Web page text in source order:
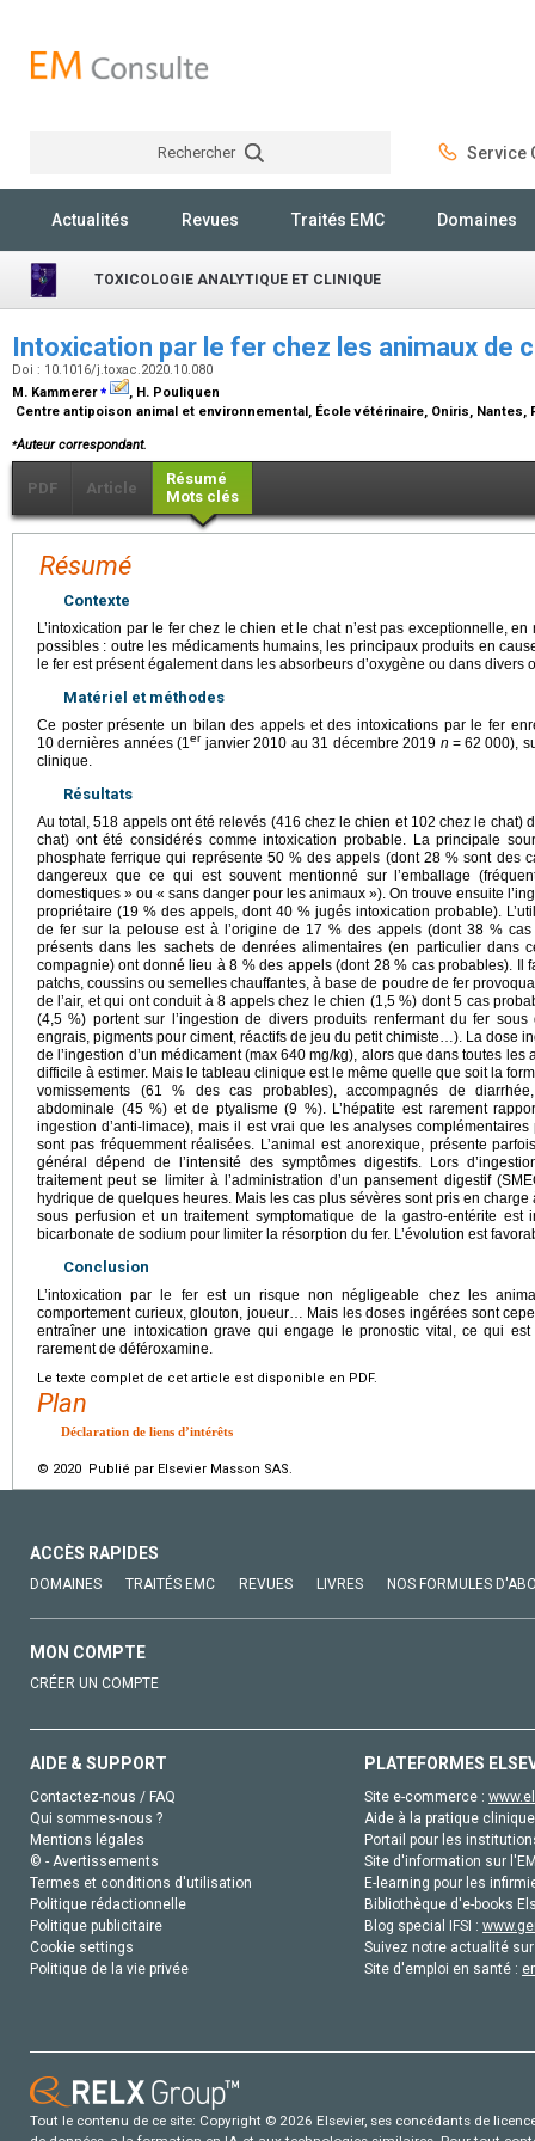
Rechercher Service
Actualités Revues Traités EMC Domaines
TOXICOLOGIE ANALYTIQUE ET CLINIQUE
Intoxication par le fer chez les animaux de
Doi : 10.1016/j.toxac.2020.10.080
M. Kammerer⁎
, H. Pouliquen
Centre antipoison animal et environnemental, École vétérinaire, Oniris, Nantes,
⁎Auteur correspondant.
PDF Article
Résumé
Mots clés
Résumé
Contexte
L’intoxication par le fer chez le chien et le chat n’est pas exceptionnelle,
possibles : outre les médicaments humains, les principaux produits en
le fer est présent également dans les absorbeurs d’oxygène ou dans divers
Matériel et méthodes
Ce poster présente un bilan des appels et des intoxications par le fer
10 dernières années (1er janvier 2010 au 31 décembre 2019 n = 62 000),
clinique.
Résultats
Au total, 518 appels ont été relevés (416 chez le chien et 102 chez le chat)
chat) ont été considérés comme intoxication probable. La principale
phosphate ferrique qui représente 50 % des appels (dont 28 % sont des
dangereux que ce qui est souvent mentionné sur l’emballage
domestiques » ou « sans danger pour les animaux »). On trouve ensuite
propriétaire (19 % des appels, dont 40 % jugés intoxication probable).
de fer sur la pelouse est à l’origine de 17 % des appels (dont 38 % cas
présents dans les sachets de denrées alimentaires (en particulier dans
compagnie) ont donné lieu à 8 % des appels (dont 28 % cas probables). Il
patchs, coussins ou semelles chauffantes, à base de poudre de fer
de l’air, et qui ont conduit à 8 appels chez le chien (1,5 %) dont 5 cas
(4,5 %) portent sur l’ingestion de divers produits renfermant du fer
engrais, pigments pour ciment, réactifs de jeu du petit chimiste…). La dose
de l’ingestion d’un médicament (max 640 mg/kg), alors que dans toutes les
difficile à estimer. Mais le tableau clinique est le même quelle que soit la
vomissements (61 % des cas probables), accompagnés de
abdominale (45 %) et de ptyalisme (9 %). L’hépatite est rarement
ingestion d’anti-limace), mais il est vrai que les analyses
sont pas fréquemment réalisées. L’animal est anorexique, présente
général dépend de l’intensité des symptômes digestifs. Lors
traitement peut se limiter à l’administration d’un pansement digestif
hydrique de quelques heures. Mais les cas plus sévères sont pris en charge
sous perfusion et un traitement symptomatique de la gastro-entérite est
bicarbonate de sodium pour limiter la résorption du fer. L’évolution est
Conclusion
L’intoxication par le fer est un risque non négligeable chez les
comportement curieux, glouton, joueur… Mais les doses ingérées sont
entraîner une intoxication grave qui engage le pronostic vital, ce qui
rarement de déféroxamine.
Le texte complet de cet article est disponible en PDF.
Plan
Déclaration de liens d’intérêts
© 2020 Publié par Elsevier Masson SAS.
ACCÈS RAPIDES
DOMAINES TRAITÉS EMC REVUES LIVRES NOS FORMULES
MON COMPTE
CRÉER UN COMPTE
AIDE & SUPPORT
Contactez-nous / FAQ
Qui sommes-nous ?
Mentions légales
© - Avertissements
Termes et conditions d'utilisation
Politique rédactionnelle
Politique publicitaire
Cookie settings
Politique de la vie privée
PLATEFORMES
Site e-commerce :
Aide à la pratique
Portail pour les
Site d'information sur
E-learning pour les
Bibliothèque d'e-books
Blog special IFSI :
Suivez notre actualité
Site d'emploi en santé :
Tout le contenu de ce site: Copyright © 2026 Elsevier, ses concédants de